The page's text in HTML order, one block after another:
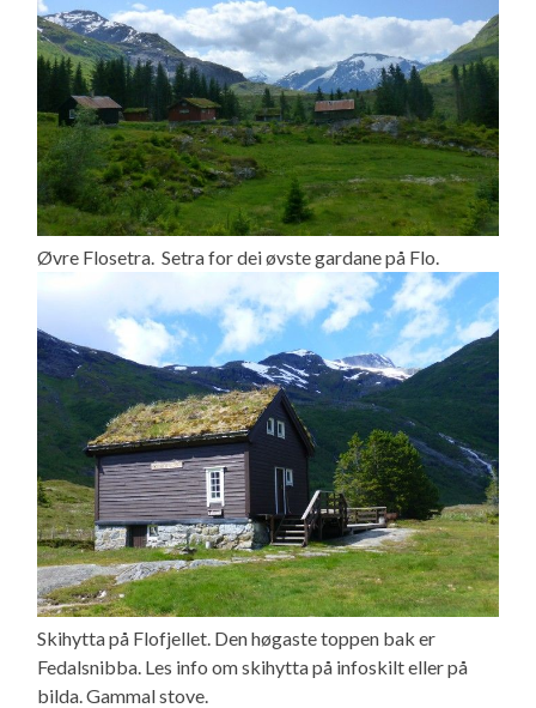
Øvre Flosetra. Setra for dei øvste gardane på Flo.
Skihytta på Flofjellet. Den høgaste toppen bak er
Fedalsnibba. Les info om skihytta på infoskilt eller på
bilda. Gammal stove.